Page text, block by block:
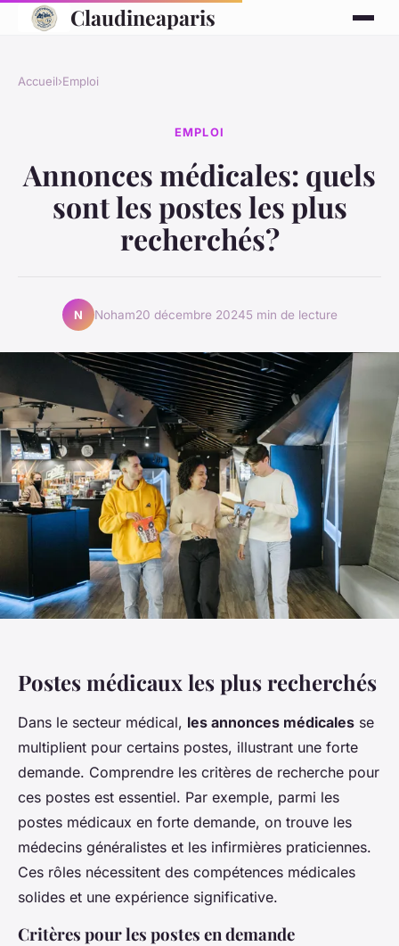
Claudineaparis
Accueil›Emploi
EMPLOI
Annonces médicales: quels
sont les postes les plus
recherchés?
N Noham20 décembre 20245 min de lecture
Postes médicaux les plus recherchés
Dans le secteur médical, les annonces médicales se
multiplient pour certains postes, illustrant une forte
demande. Comprendre les critères de recherche pour
ces postes est essentiel. Par exemple, parmi les
postes médicaux en forte demande, on trouve les
médecins généralistes et les infirmières praticiennes.
Ces rôles nécessitent des compétences médicales
solides et une expérience significative.
Critères pour les postes en demande